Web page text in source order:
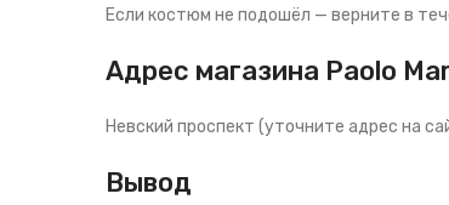
Если костюм не подошёл — верните в
Адрес магазина Paolo
Невский проспект (уточните адрес на
Вывод